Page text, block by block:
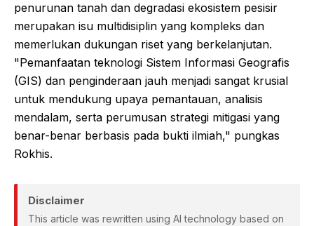
penurunan tanah dan degradasi ekosistem pesisir
merupakan isu multidisiplin yang kompleks dan
memerlukan dukungan riset yang berkelanjutan.
"Pemanfaatan teknologi Sistem Informasi Geografis
(GIS) dan penginderaan jauh menjadi sangat krusial
untuk mendukung upaya pemantauan, analisis
mendalam, serta perumusan strategi mitigasi yang
benar-benar berbasis pada bukti ilmiah," pungkas
Rokhis.
Disclaimer
This article was rewritten using AI technology based on